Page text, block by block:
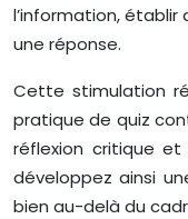
l’information,
une réponse.
Cette stimulation
pratique de quiz
réflexion critique
développez ainsi
bien au-delà du